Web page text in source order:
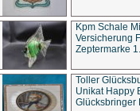
Kpm Schale
Versicherung
Zeptermarke
Toller
Unikat Happy
Glücksbringer